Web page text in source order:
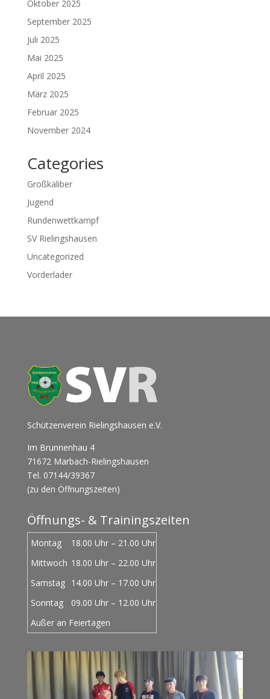
Oktober 2025
September 2025
Juli 2025
Mai 2025
April 2025
März 2025
Februar 2025
November 2024
Categories
Großkaliber
Jugend
Rundenwettkampf
SV Rielingshausen
Uncategorized
Vorderlader
Schützenverein Rielingshausen e.V.
Im Brunnenhau 4
71672 Marbach-Rielingshausen
Tel. 07144/39367
(zu den Öffnungszeiten)
Öffnungs- & Trainingszeiten
Montag
18.00 Uhr – 21.00 Uhr
Mittwoch 18.00 Uhr – 22.00 Uhr
Samstag 14.00 Uhr – 17.00 Uhr
Sonntag
09.00 Uhr – 12.00 Uhr
Außer an Feiertagen